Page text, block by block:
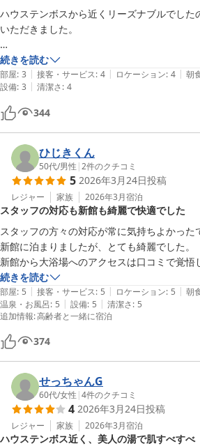
ハウステンボスから近くリーズナブルでした
いただきました。
今回は利用しませんでしたが、施設内にボウ
どがあります。
温泉はとろみがあり保湿効果が高く気持ちい
し距離があります。
部屋はシンプルな部屋で鏡が多く、メイクす
朝食はビッフェスタイルで、カレーや地場料
ーがあって楽しめました。個人的に飲み物の
しかったので良かったです。休日でしたので
続きを読む
部屋: 3 | 接客・サービス: 4 | ロケーション: 4 | 朝
設備: 3 | 清潔さ: 4
344
ひじきくん
50代/男性 |2件のクチコミ
5 2026年3月24日投稿
レジャー 家族 2026年3月宿泊
スタッフの対応も新館も綺麗で快適でした
スタッフの方々の対応が常に気持ちよかった
新館に泊まりましたが、とても綺麗でした。
新館から大浴場へのアクセスは口コミで覚悟
た。
家族で4部屋、複数のアカウントで予約しま
る旨を事前に伝えていたところ、部屋を並び
ました。
佐世保エリアに用があるときは、ぜひまた宿
ありがとうございました。
続きを読む
部屋: 5 | 接客・サービス: 5 | ロケーション: 5 | 朝
温泉・お風呂: 5 | 設備: 5 | 清潔さ: 5
追加情報:高齢者と一緒に宿泊
374
せっちゃんG
60代/女性 |4件のクチコミ
4 2026年3月24日投稿
レジャー 家族 2026年3月宿泊
ハウステンボス近く、美人の湯で肌すべすべ